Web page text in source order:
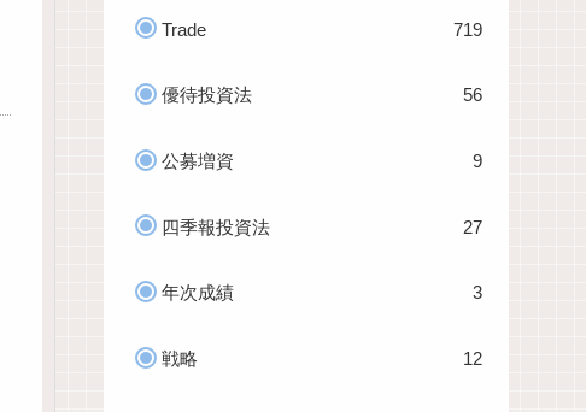
Trade 719
優待投資法 56
公募増資 9
四季報投資法 27
年次成績 3
戦略 12